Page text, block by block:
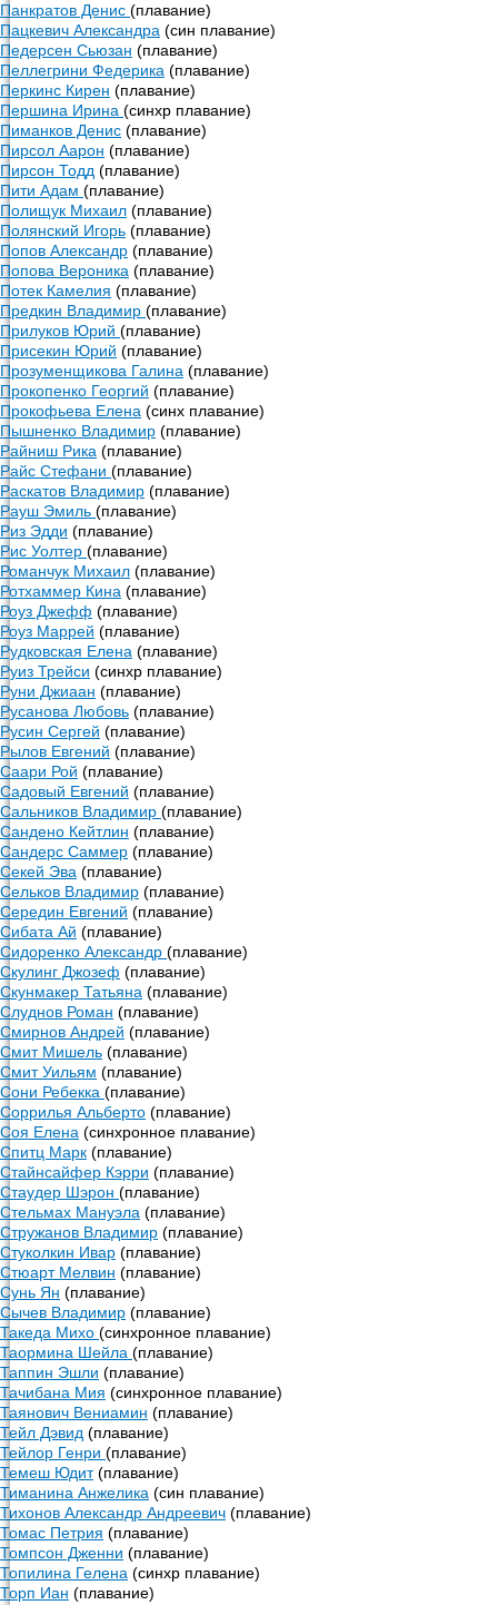
Панкратов Денис (плавание)
Пацкевич Александра (син плавание)
Педерсен Сьюзан (плавание)
Пеллегрини Федерика (плавание)
Перкинс Кирен (плавание)
Першина Ирина (синхр плавание)
Пиманков Денис (плавание)
Пирсол Аарон (плавание)
Пирсон Тодд (плавание)
Пити Адам (плавание)
Полищук Михаил (плавание)
Полянский Игорь (плавание)
Попов Александр (плавание)
Попова Вероника (плавание)
Потек Камелия (плавание)
Предкин Владимир (плавание)
Прилуков Юрий (плавание)
Присекин Юрий (плавание)
Прозуменщикова Галина (плавание)
Прокопенко Георгий (плавание)
Прокофьева Елена (синх плавание)
Пышненко Владимир (плавание)
Райниш Рика (плавание)
Райс Стефани (плавание)
Раскатов Владимир (плавание)
Рауш Эмиль (плавание)
Риз Эдди (плавание)
Рис Уолтер (плавание)
Романчук Михаил (плавание)
Ротхаммер Кина (плавание)
Роуз Джефф (плавание)
Роуз Маррей (плавание)
Рудковская Елена (плавание)
Руиз Трейси (синхр плавание)
Руни Джиаан (плавание)
Русанова Любовь (плавание)
Русин Сергей (плавание)
Рылов Евгений (плавание)
Саари Рой (плавание)
Садовый Евгений (плавание)
Сальников Владимир (плавание)
Сандено Кейтлин (плавание)
Сандерс Саммер (плавание)
Секей Эва (плавание)
Сельков Владимир (плавание)
Середин Евгений (плавание)
Сибата Ай (плавание)
Сидоренко Александр (плавание)
Скулинг Джозеф (плавание)
Скунмакер Татьяна (плавание)
Слуднов Роман (плавание)
Смирнов Андрей (плавание)
Смит Мишель (плавание)
Смит Уильям (плавание)
Сони Ребекка (плавание)
Соррилья Альберто (плавание)
Соя Елена (синхронное плавание)
Спитц Марк (плавание)
Стайнсайфер Кэрри (плавание)
Стаудер Шэрон (плавание)
Стельмах Мануэла (плавание)
Стружанов Владимир (плавание)
Стуколкин Ивар (плавание)
Стюарт Мелвин (плавание)
Сунь Ян (плавание)
Сычев Владимир (плавание)
Такеда Михо (синхронное плавание)
Таормина Шейла (плавание)
Таппин Эшли (плавание)
Тачибана Мия (синхронное плавание)
Таянович Вениамин (плавание)
Тейл Дэвид (плавание)
Тейлор Генри (плавание)
Темеш Юдит(плавание)
Тиманина Анжелика (син плавание)
Тихонов Александр Андреевич (плавание)
Томас Петрия (плавание)
Томпсон Дженни (плавание)
Топилина Гелена (синхр плавание)
Торп Иан (плавание)